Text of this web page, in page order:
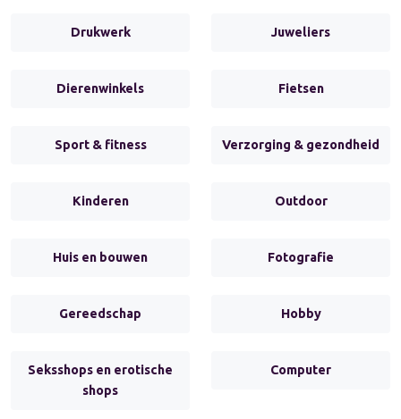
Drukwerk Juweliers
Dierenwinkels Fietsen
Sport & fitness Verzorging & gezondheid
Kinderen Outdoor
Huis en bouwen Fotografie
Gereedschap Hobby
Seksshops en erotische
shops
Computer